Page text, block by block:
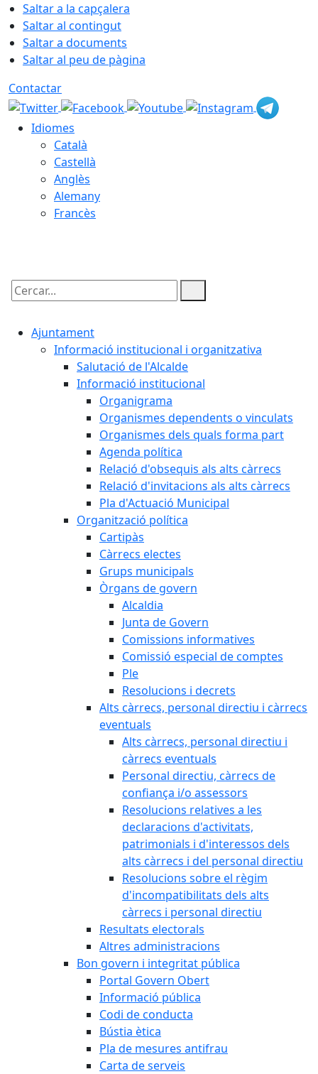
Saltar a la capçalera
Saltar al contingut
Saltar a documents
Saltar al peu de pàgina
Contactar
Idiomes
Català
Castellà
Anglès
Alemany
Francès
Cercar:
Ajuntament
Informació institucional i organitzativa
Salutació de l'Alcalde
Informació institucional
Organigrama
Organismes dependents o vinculats
Organismes dels quals forma part
Agenda política
Relació d'obsequis als alts càrrecs
Relació d'invitacions als alts càrrecs
Pla d'Actuació Municipal
Organització política
Cartipàs
Càrrecs electes
Grups municipals
Òrgans de govern
Alcaldia
Junta de Govern
Comissions informatives
Comissió especial de comptes
Ple
Resolucions i decrets
Alts càrrecs, personal directiu i càrrecs
eventuals
Alts càrrecs, personal directiu i
càrrecs eventuals
Personal directiu, càrrecs de
confiança i/o assessors
Resolucions relatives a les
declaracions d'activitats,
patrimonials i d'interessos dels
alts càrrecs i del personal directiu
Resolucions sobre el règim
d'incompatibilitats dels alts
càrrecs i personal directiu
Resultats electorals
Altres administracions
Bon govern i integritat pública
Portal Govern Obert
Informació pública
Codi de conducta
Bústia ètica
Pla de mesures antifrau
Carta de serveis